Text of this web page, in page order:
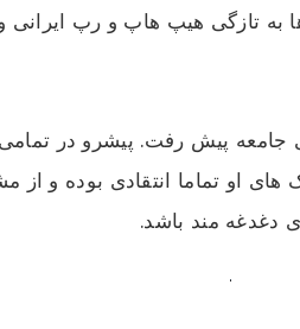
تازگی هیپ هاپ و رپ ایرانی
جامعه پیش رفت. پیشرو در
تماما انتقادی بوده و از
دغدغه مند باشد.